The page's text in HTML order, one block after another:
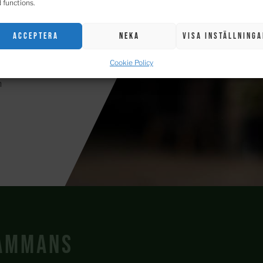
functions.
Acceptera Neka Visa
Cookie Policy
våra